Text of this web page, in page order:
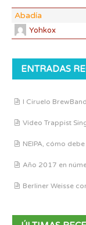
Abadía
Yohkox
ENTRADAS
I Ciruelo
Vídeo Trappist
NEIPA, cómo debe
Año 2017 en
Berliner Weisse